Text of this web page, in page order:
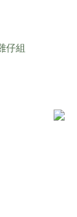
仔組